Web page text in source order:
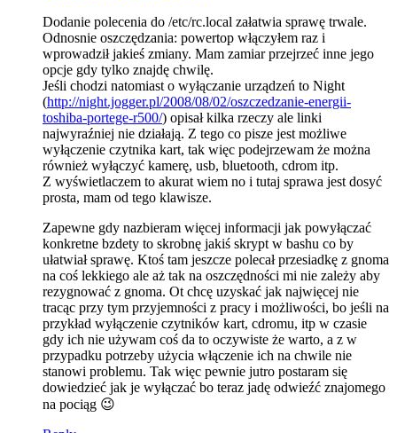
Dodanie polecenia do /etc/rc.local załatwia sprawę trwale.
Odnosnie oszczędzania: powertop włączyłem raz i
wprowadził jakieś zmiany. Mam zamiar przejrzeć inne jego
opcje gdy tylko znajdę chwilę.
Jeśli chodzi natomiast o wyłączanie urządzeń to Night
(http://night.jogger.pl/2008/08/02/oszczedzanie-energii-
toshiba-portege-r500/) opisał kilka rzeczy ale linki
najwyraźniej nie działają. Z tego co pisze jest możliwe
wyłączenie czytnika kart, tak więc podejrzewam że można
również wyłączyć kamerę, usb, bluetooth, cdrom itp.
Z wyświetlaczem to akurat wiem no i tutaj sprawa jest dosyć
prosta, mam od tego klawisze.
Zapewne gdy nazbieram więcej informacji jak powyłączać
konkretne bzdety to skrobnę jakiś skrypt w bashu co by
ułatwiał sprawę. Ktoś tam jeszcze polecał przesiadkę z gnoma
na coś lekkiego ale aż tak na oszczędności mi nie zależy aby
rezygnować z gnoma. Ot chcę uzyskać jak najwięcej nie
tracąc przy tym przyjemności z pracy i możliwości, bo jeśli na
przykład wyłączenie czytników kart, cdromu, itp w czasie
gdy ich nie używam coś da to oczywiste że warto, a z w
przypadku potrzeby użycia włączenie ich na chwile nie
stanowi problemu. Tak więc pewnie jutro postaram się
dowiedzieć jak je wyłączać bo teraz jadę odwieźć znajomego
na pociąg 😉